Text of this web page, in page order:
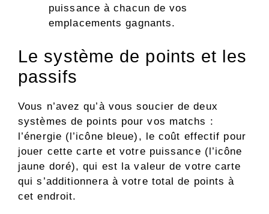
puissance à chacun de vos
emplacements gagnants.
Le système de points et les
passifs
Vous n’avez qu’à vous soucier de deux
systèmes de points pour vos matchs :
l’énergie (l’icône bleue), le coût effectif pour
jouer cette carte et votre puissance (l’icône
jaune doré), qui est la valeur de votre carte
qui s’additionnera à votre total de points à
cet endroit.